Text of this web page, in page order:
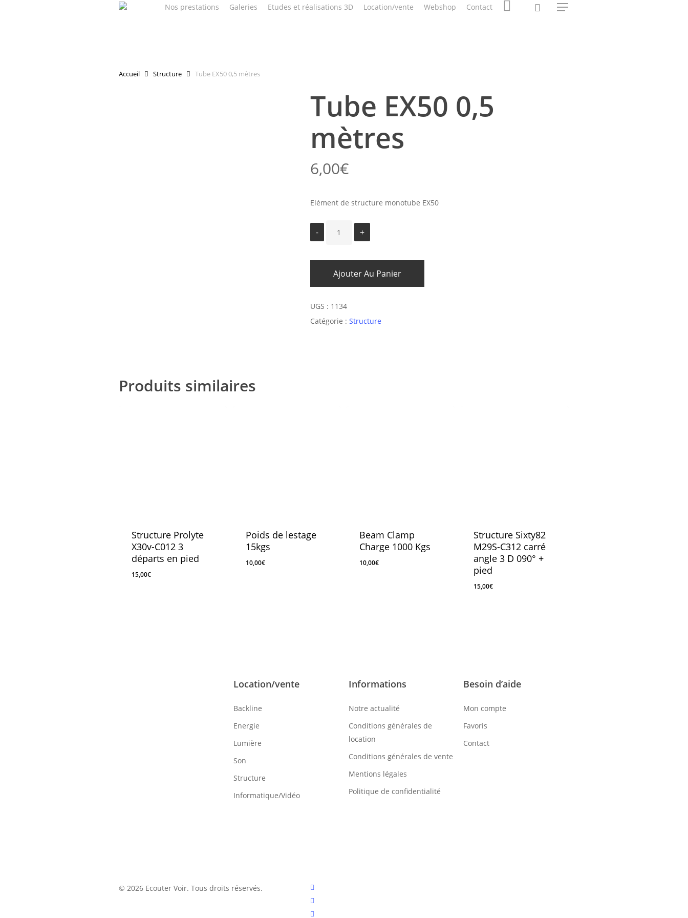
Nos prestations Galeries Etudes et réalisations 3D Location/vente Webshop Contact Menu
Accueil Structure Tube EX50 0,5 mètres
Tube EX50 0,5
mètres
6,00€
Elément de structure monotube EX50
Ajouter Au Panier
UGS : 1134
Catégorie : Structure
Produits similaires
Structure Prolyte
X30v-C012 3
départs en pied
15,00€
Poids de lestage
15kgs
10,00€
Beam Clamp
Charge 1000 Kgs
10,00€
Structure Sixty82
M29S-C312 carré
angle 3 D 090° +
pied
15,00€
Location/vente
Backline
Energie
Lumière
Son
Structure
Informatique/Vidéo
Informations
Notre actualité
Conditions générales de
location
Conditions générales de vente
Mentions légales
Politique de confidentialité
Besoin d’aide
Mon compte
Favoris
Contact
© 2026 Ecouter Voir. Tous droits réservés.
facebook
linkedin
instagram